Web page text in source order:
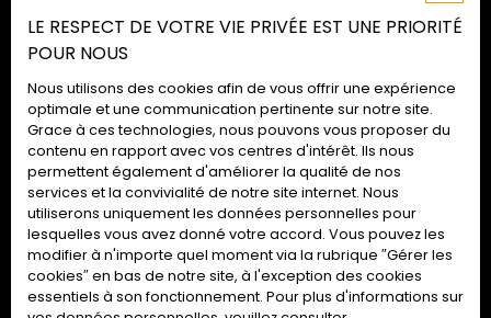
Politique de confidentialité
Gérer les cookies
Propulsé par
02 52 09 72 74
LE RESPECT DE VOTRE VIE PRIVÉE EST UNE PRIORITÉ
POUR NOUS
Nous utilisons des cookies afin de vous offrir une expérience
optimale et une communication pertinente sur notre site.
Grace à ces technologies, nous pouvons vous proposer du
contenu en rapport avec vos centres d'intérêt. Ils nous
permettent également d'améliorer la qualité de nos
services et la convivialité de notre site internet. Nous
utiliserons uniquement les données personnelles pour
lesquelles vous avez donné votre accord. Vous pouvez les
modifier à n'importe quel moment via la rubrique ″Gérer les
cookies″ en bas de notre site, à l'exception des cookies
essentiels à son fonctionnement. Pour plus d'informations sur